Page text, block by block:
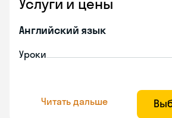
Услуги и цены
Английский язык
Уроки
Читать дальше